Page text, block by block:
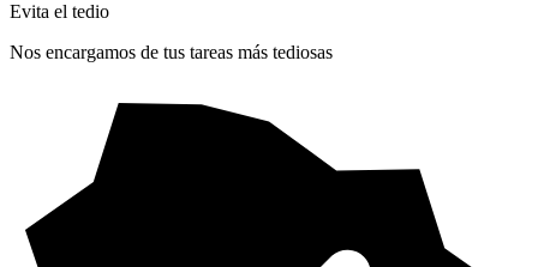
Evita el tedio
Nos encargamos de tus tareas más tediosas